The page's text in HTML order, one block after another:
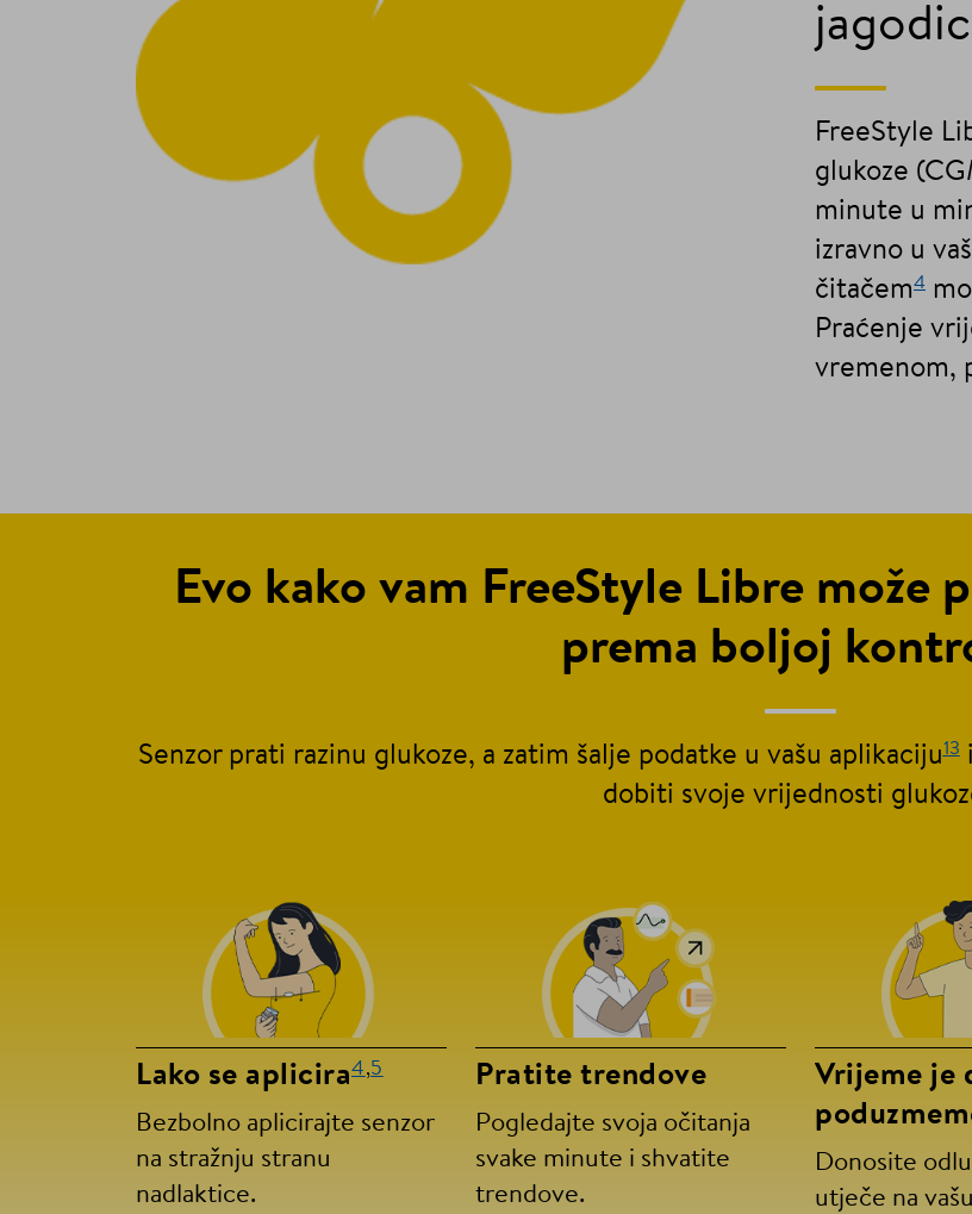
FreeStyle
glukoze
minute u
izravno u
čitačem4
Praćenje
vremenom,
Evo kako vam FreeStyle Libre može
prema boljoj
Senzor prati razinu glukoze, a zatim šalje podatke u vašu aplikaciju13
dobiti svoje vrijednosti
Lako se aplicira4,5
Bezbolno aplicirajte senzor
na stražnju stranu
nadlaktice.
Pratite trendove
Pogledajte svoja očitanja
svake minute i shvatite
trendove.
Vrijeme je
Donosite
utječe na